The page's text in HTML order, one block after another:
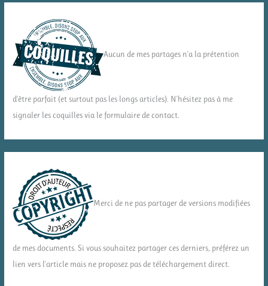
Aucun de mes partages n'a la prétention
d'être parfait (et surtout pas les longs articles). N'hésitez pas à me
signaler les coquilles via le formulaire de contact.
Merci de ne pas partager de versions modifiées
de mes documents. Si vous souhaitez partager ces derniers, préférez un
lien vers l'article mais ne proposez pas de téléchargement direct.